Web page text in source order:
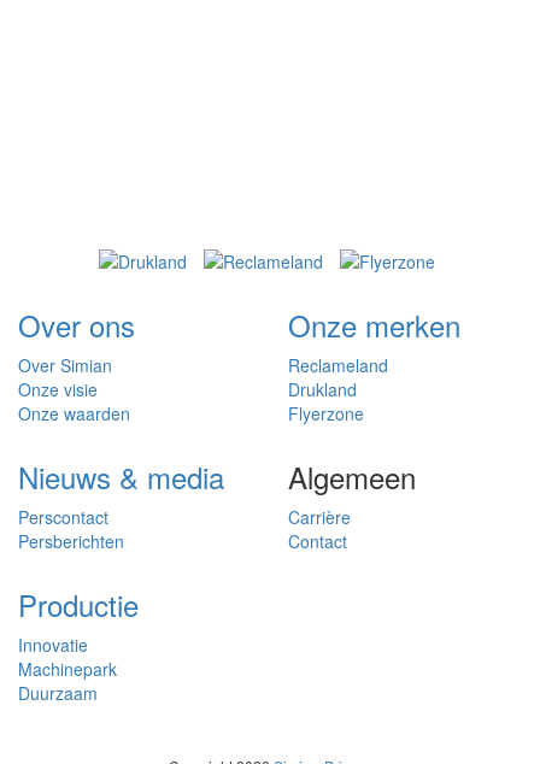
Over ons
Over Simian
Onze visie
Onze waarden
Onze merken
Reclameland
Drukland
Flyerzone
Nieuws & media
Perscontact
Persberichten
Algemeen
Carrière
Contact
Productie
Innovatie
Machinepark
Duurzaam